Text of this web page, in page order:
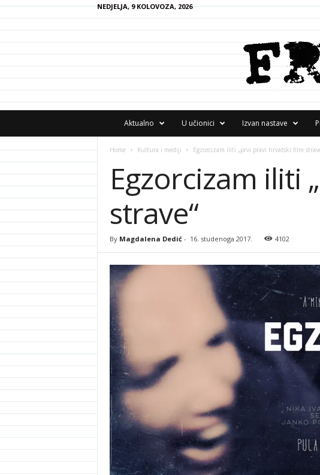
NEDJELJA, 9 KOLOVOZA, 2026
A
Aktualno U učionici Izvan nastave
Home Kultura i mediji Egzorcizam iliti „prvi pravi hrvatski film
Egzorcizam iliti
strave“
By Magdalena Dedić- 16. studenoga 2017. 4102